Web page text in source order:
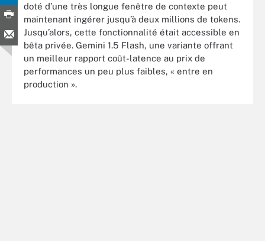
doté d’une très longue fenêtre de contexte peut
maintenant ingérer jusqu’à deux millions de tokens.
Jusqu’alors, cette fonctionnalité était accessible en
bêta privée. Gemini 1.5 Flash, une variante offrant
un meilleur rapport coût-latence au prix de
performances un peu plus faibles, « entre en
production ».